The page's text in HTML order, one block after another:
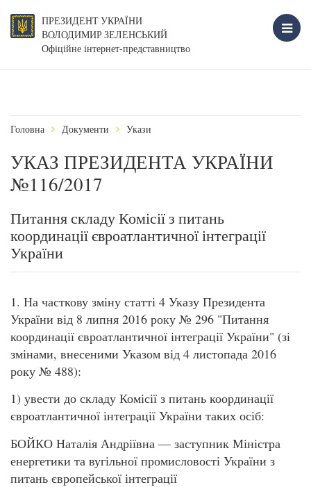
ПРЕЗИДЕНТ УКРАЇНИ
ВОЛОДИМИР ЗЕЛЕНСЬКИЙ
Офіційне інтернет-представництво
Головна Документи Укази
УКАЗ ПРЕЗИДЕНТА УКРАЇНИ
№116/2017
Питання складу Комісії з питань
координації євроатлантичної інтеграції
України
1. На часткову зміну статті 4 Указу Президента
України від 8 липня 2016 року № 296 "Питання
координації євроатлантичної інтеграції України" (зі
змінами, внесеними Указом від 4 листопада 2016
року № 488):
1) увести до складу Комісії з питань координації
євроатлантичної інтеграції України таких осіб:
БОЙКО Наталія Андріївна — заступник Міністра
енергетики та вугільної промисловості України з
питань європейської інтеграції